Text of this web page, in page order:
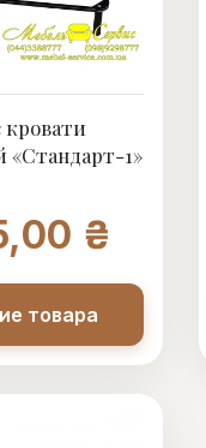
кровати
«Стандарт-1»
₴
товара